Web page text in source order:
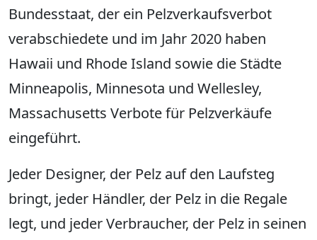
Bundesstaat, der ein Pelzverkaufsverbot
verabschiedete und im Jahr 2020 haben
Hawaii und Rhode Island sowie die Städte
Minneapolis, Minnesota und Wellesley,
Massachusetts Verbote für Pelzverkäufe
eingeführt.
Jeder Designer, der Pelz auf den Laufsteg
bringt, jeder Händler, der Pelz in die Regale
legt, und jeder Verbraucher, der Pelz in seinen